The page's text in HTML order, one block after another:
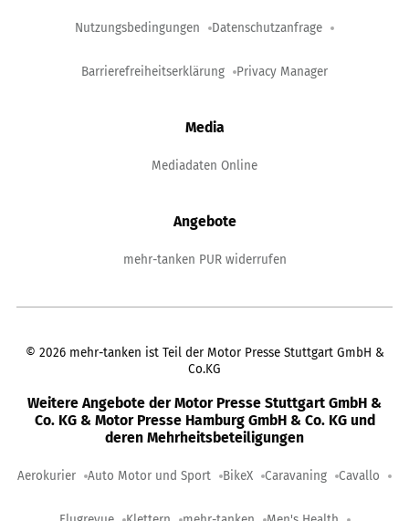
Nutzungsbedingungen Datenschutzanfrage
Barrierefreiheitserklärung Privacy Manager
Media
Mediadaten Online
Angebote
mehr-tanken PUR widerrufen
© 2026 mehr-tanken ist Teil der Motor Presse Stuttgart GmbH &
Co.KG
Weitere Angebote der Motor Presse Stuttgart GmbH &
Co. KG & Motor Presse Hamburg GmbH & Co. KG und
deren Mehrheitsbeteiligungen
Aerokurier Auto Motor und Sport BikeX Caravaning Cavallo